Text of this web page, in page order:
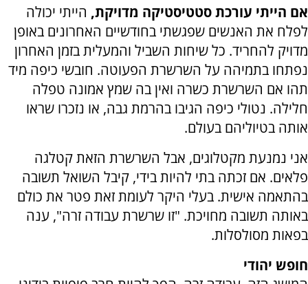
אם הייתי עורכת סטטיסטיקה מדויקת, הייתי יכולה
לפלח את האנשים שפגשתי בחודשיים האחרונים באופן
מדויק להחריד. כל שיחות השביל והמעלית בזמן האחרון
נפתחו בתמיהה על השרשרת הפעוטה. חובשי כיפה מיד
תהו אם השרשרת כשרה ואין בה שמץ אמונה טפלה
חלילה. נטולי כיפה הגיבו בהרמת גבה, או נזכרו שראו
אותה בטיוליהם בעולם.
אני נמנעת מקטלוגים, אבל השרשרת הזאת קטלגה
פלאים. אם זכתה בתי להיות בידי, קיבל השואל תשובה
בהתאמה אישית. בעלי היקר לעומת זאת פטר את כולם
באותה תשובה מחויכת. "זו שרשרת עבודה זרה", ענה
בפאות מסולסלות.
חופש יהודי